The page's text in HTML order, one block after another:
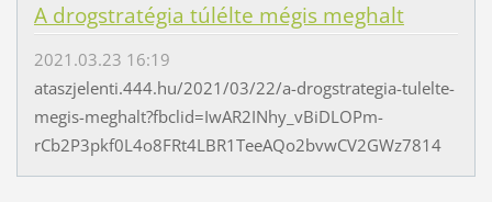
A drogstratégia túlélte mégis meghalt
2021.03.23 16:19
ataszjelenti.444.hu/2021/03/22/a-drogstrategia-tulelte-
megis-meghalt?fbclid=IwAR2INhy_vBiDLOPm-
rCb2P3pkf0L4o8FRt4LBR1TeeAQo2bvwCV2GWz7814